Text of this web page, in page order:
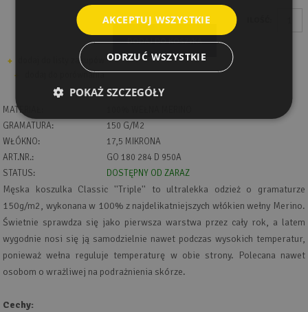
dodaj do listy zakupów
dodaj do porównania
DODAJ DO KOSZYKA
MATERIAŁ:
GRAMATURA:
150 G/M2
WŁÓKNO:
17,5 MIKRONA
ART.NR.:
GO 180 284 D 950A
STATUS:
DOSTĘPNY OD ZARAZ
Męska koszulka Classic ''Triple'' to ultralekka odzież o gramaturze
150g/m2, wykonana w 100% z najdelikatniejszych włókien wełny Merino.
Świetnie sprawdza się jako pierwsza warstwa przez cały rok, a latem
wygodnie nosi się ją samodzielnie nawet podczas wysokich temperatur,
ponieważ wełna reguluje temperaturę w obie strony. Polecana nawet
osobom o wrażliwej na podrażnienia skórze.
Cechy:
AKCEPTUJ WSZYSTKIE
ODRZUĆ WSZYSTKIE
POKAŻ SZCZEGÓŁY